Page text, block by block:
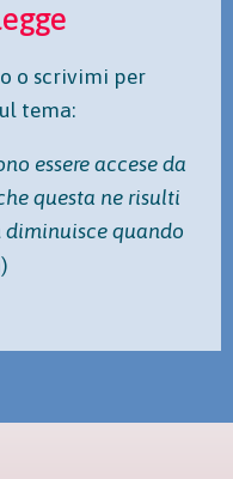
o scrivimi per
tema:
essere accese da
questa ne risulti
quando